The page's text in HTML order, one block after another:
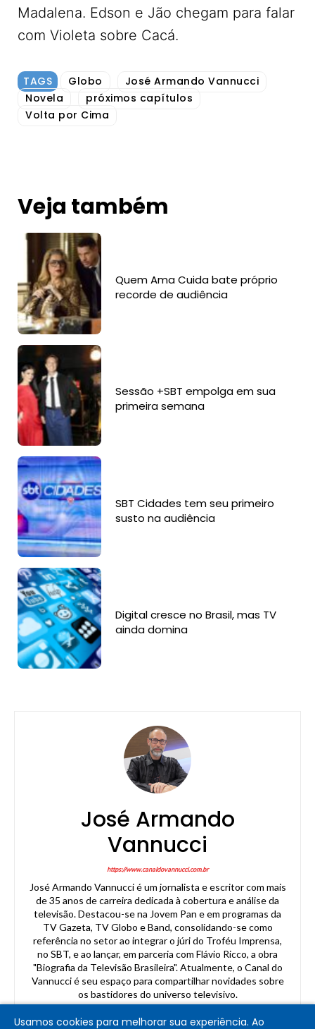
Madalena. Edson e Jão chegam para falar
com Violeta sobre Cacá.
TAGS Globo
José Armando Vannucci
Novela
próximos capítulos
Volta por Cima
Veja também
Quem Ama Cuida bate próprio
recorde de audiência
Sessão +SBT empolga em sua
primeira semana
SBT Cidades tem seu primeiro
susto na audiência
Digital cresce no Brasil, mas TV
ainda domina
José Armando
Vannucci
https://www.canaldovannucci.com.br
José Armando Vannucci é um jornalista e escritor com mais
de 35 anos de carreira dedicada à cobertura e análise da
televisão. Destacou-se na Jovem Pan e em programas da
TV Gazeta, TV Globo e Band, consolidando-se como
referência no setor ao integrar o júri do Troféu Imprensa,
no SBT, e ao lançar, em parceria com Flávio Ricco, a obra
"Biografia da Televisão Brasileira". Atualmente, o Canal do
Vannucci é seu espaço para compartilhar novidades sobre
os bastidores do universo televisivo.
Usamos cookies para melhorar sua experiência. Ao